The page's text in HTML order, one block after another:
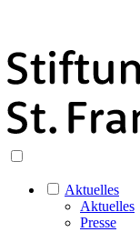
Aktuelles
Aktuelles
Presse